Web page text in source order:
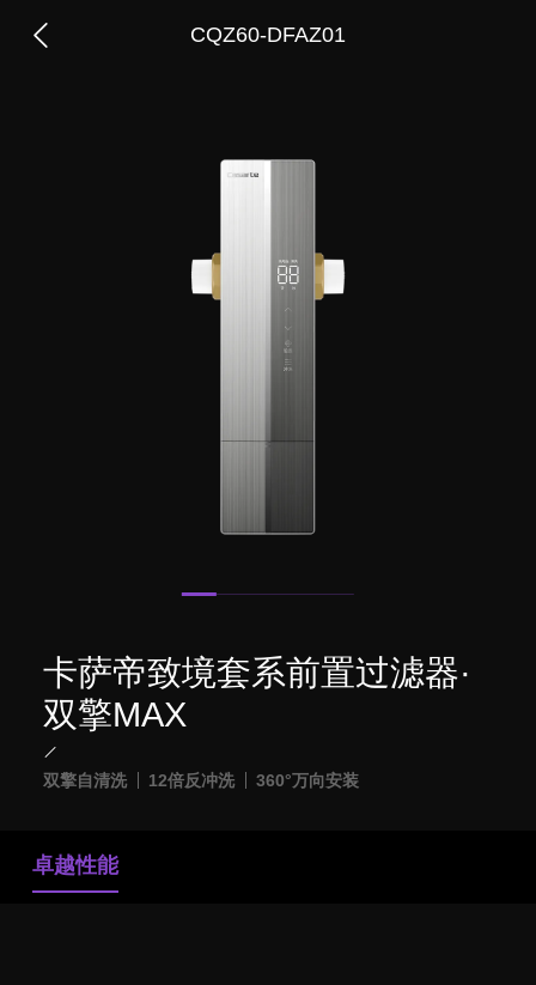
CQZ60-DFAZ01
卡萨帝致境套系前置过滤器·
双擎MAX
双擎自清洗 12倍反冲洗 360°万向安装
卓越性能